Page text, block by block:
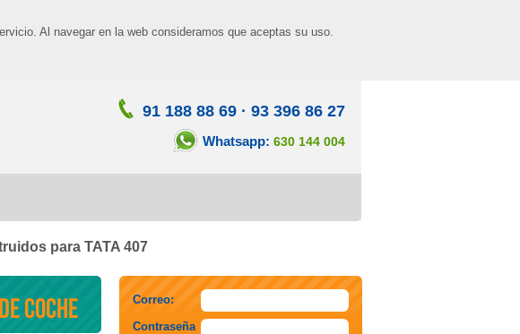
Al navegar en la web consideramos que aceptas su uso.
91 188 88 69 · 93 396 86 27
Whatsapp: 630 144 004
para TATA 407
coche
Correo:
Contraseña